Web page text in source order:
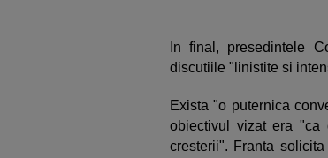
In final, presedintele
discutiile "linistite si
Exista "o puternica
obiectivul vizat era "ca
cresterii". Franta